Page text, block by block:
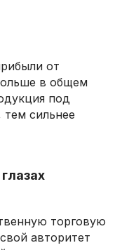
от
в общем
под
сильнее
торговую
авторитет